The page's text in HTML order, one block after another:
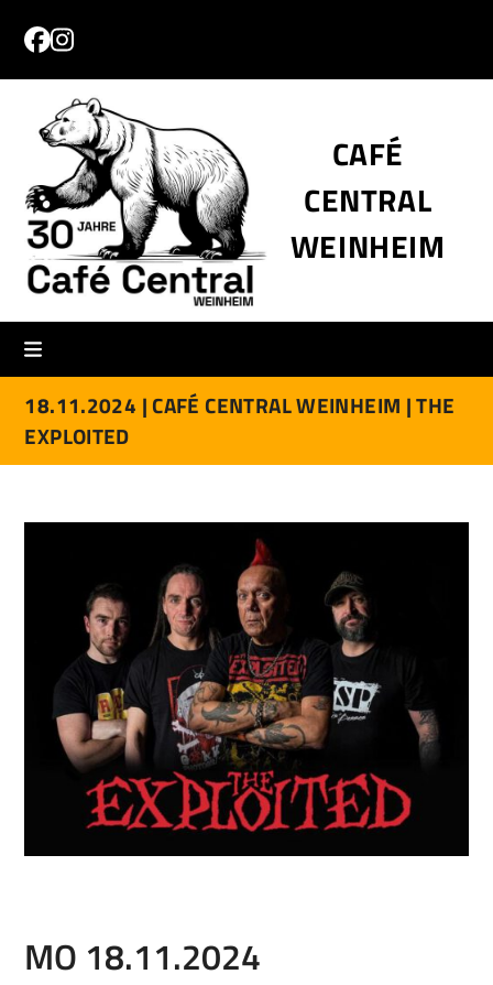
content
Facebook
Instagram
CAFÉ
CENTRAL
WEINHEIM
18.11.2024 | CAFÉ CENTRAL WEINHEIM |THE
EXPLOITED
MO 18.11.2024